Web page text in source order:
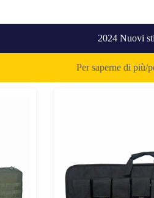
2024 Nuovi
Per saperne di più/